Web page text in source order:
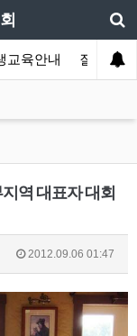
교육안내 질의답변
역 대표자 대회
2012.09.06 01:47